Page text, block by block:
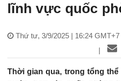
lĩnh vực quốc
Thứ tư, 3/9/2025 | 16:24 GMT+7
|
Thời gian qua, trong tổng